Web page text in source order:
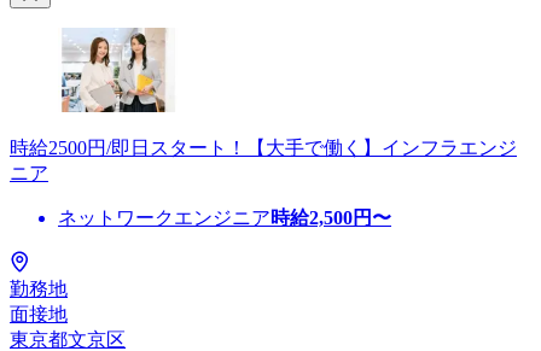
時給2500円/即日スタート！【大手で働く】インフラエンジ
ニア
ネットワークエンジニア時給2,500円〜
勤務地
面接地
東京都文京区